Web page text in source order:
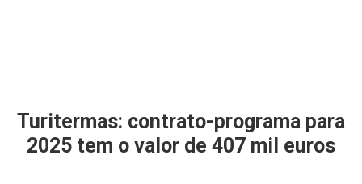
Turitermas: contrato-programa para
2025 tem o valor de 407 mil euros